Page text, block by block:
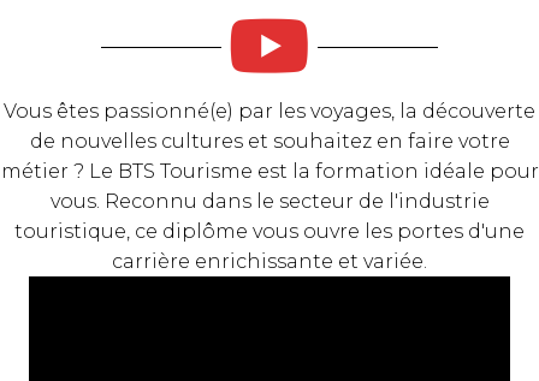
Vous êtes passionné(e) par les voyages, la découverte
de nouvelles cultures et souhaitez en faire votre
métier ? Le BTS Tourisme est la formation idéale pour
vous. Reconnu dans le secteur de l'industrie
touristique, ce diplôme vous ouvre les portes d'une
carrière enrichissante et variée.